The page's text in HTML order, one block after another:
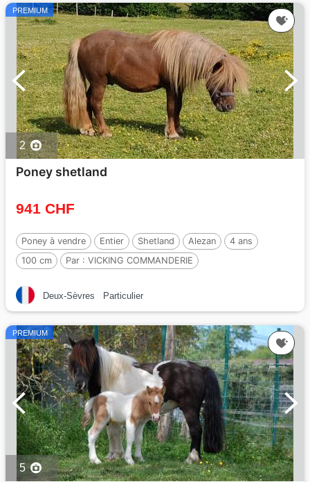
PREMIUM
2
Poney shetland
941 CHF
Poney à vendre Entier Shetland Alezan
4 ans
100 cm
Par : VICKING COMMANDERIE
Deux-Sèvres Particulier
PREMIUM
5